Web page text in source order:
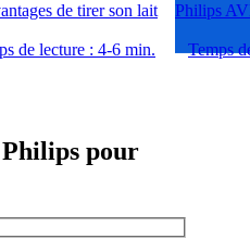
de tirer son lait
de lecture : 4-6 min.
Philips
Temps
pour